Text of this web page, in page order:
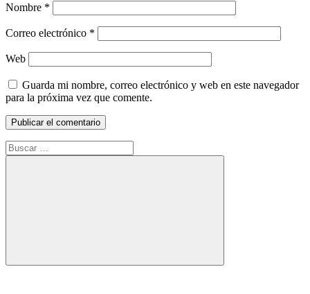
Nombre *
Correo electrónico *
Web
Guarda mi nombre, correo electrónico y web en este navegador
para la próxima vez que comente.
Buscar:
Buscar